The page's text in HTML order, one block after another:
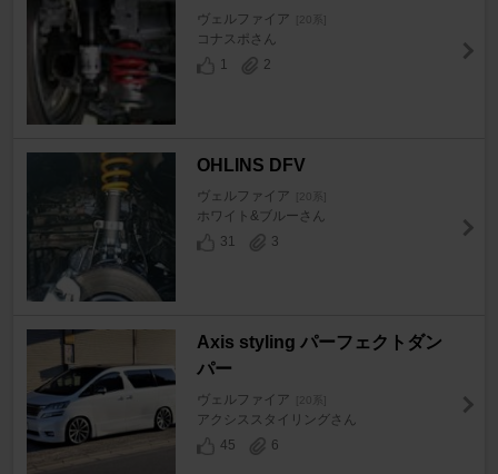
ヴェルファイア [20系]
コナスポさん
1
2
OHLINS DFV
ヴェルファイア [20系]
ホワイト&ブルーさん
31
3
Axis styling パーフェクトダン
パー
ヴェルファイア [20系]
アクシススタイリングさん
45
6